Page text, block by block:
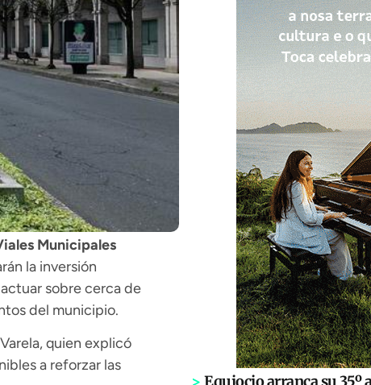
Municipales
la inversión
sobre cerca de
del municipio.
quien explicó
a reforzar las